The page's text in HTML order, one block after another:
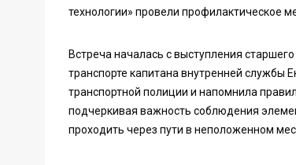
технологии» провели профилактическое
Встреча началась с выступления
транспорте капитана внутренней службы
транспортной полиции и напомнила
подчеркивая важность соблюдения
проходить через пути в неположенном